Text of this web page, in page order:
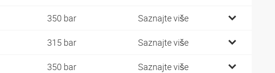
350 bar Saznajte više
315 bar Saznajte više
350 bar Saznajte više